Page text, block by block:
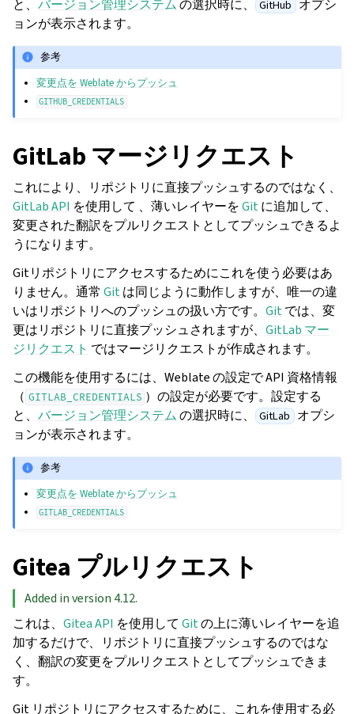
と、 バージョン管理システムの選択時に、 GitHub オプシ
ョンが表示されます。
参考
変更点を Weblate からプッシュ
GITHUB_CREDENTIALS
GitLab マージリクエスト
これにより、リポジトリに直接プッシュするのではなく、
GitLab API を使用して 、薄いレイヤーをGitに追加して、
変更された翻訳をプルリクエストとしてプッシュできるよ
うになります。
Gitリポジトリにアクセスするためにこれを使う必要はあ
りません。通常 Gitは同じように動作しますが、唯一の違
いはリポジトリへのプッシュの扱い方です。 Gitでは、変
更はリポジトリに直接プッシュされますが、 GitLab マー
ジリクエスト ではマージリクエストが作成されます。
この機能を使用するには、Weblate の設定で API 資格情報
（ GITLAB_CREDENTIALS ）の設定が必要です。設定する
と、 バージョン管理システムの選択時に、 GitLab オプシ
ョンが表示されます。
参考
変更点を Weblate からプッシュ
GITLAB_CREDENTIALS
Gitea プルリクエスト
Added in version 4.12.
これは、 Gitea API を使用して Gitの上に薄いレイヤーを追
加するだけで、リポジトリに直接プッシュするのではな
く、翻訳の変更をプルリクエストとしてプッシュできま
す。
Git リポジトリにアクセスするために、これを使用する必